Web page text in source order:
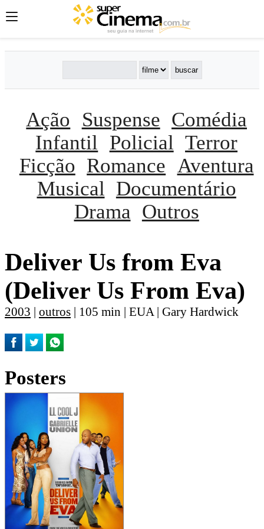
Ação Suspense Comédia
Infantil
Policial Terror
Ficção Romance Aventura
Musical
Documentário
Drama Outros
Deliver Us from Eva
(Deliver Us From Eva)
2003 | outros | 105 min | EUA | Gary Hardwick
Posters